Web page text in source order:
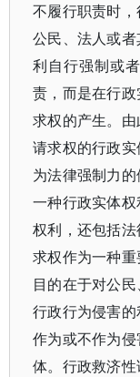
不履行职责时
公民、法人或
利自行强制或
责，而是在行
求权的产生。
请求权的行政
为法律强制力
一种行政实体
权利，还包括
求权作为一种
目的在于对公
行政行为侵害
作为或不作为
体。行政救济